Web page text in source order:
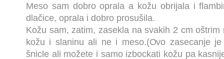
Meso sam dobro oprala a kožu obrijala i
dlačice, oprala i dobro prosušila.
Kožu sam, zatim, zasekla na svakih 2 cm
kožu i slaninu ali ne i meso.(Ovo zasecanje
šnicle ali možete i samo izbockati kožu pa